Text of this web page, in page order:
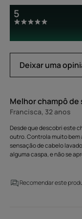
5
Deixar uma
Melhor champô de
Francisca, 32 anos
Desde que descobri este
outro. Controla muito bem
sensação de cabelo
alguma caspa, e não se
Recomendar este